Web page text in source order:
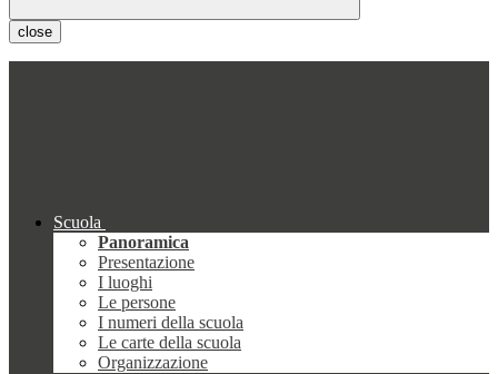
close
Scuola
Panoramica
Presentazione
I luoghi
Le persone
I numeri della scuola
Le carte della scuola
Organizzazione